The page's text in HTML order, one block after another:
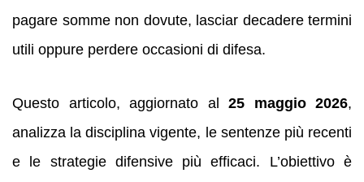
pagare somme non dovute, lasciar decadere termini
utili oppure perdere occasioni di difesa.
Questo articolo, aggiornato al 25 maggio 2026,
analizza la disciplina vigente, le sentenze più recenti
e le strategie difensive più efficaci. L’obiettivo è